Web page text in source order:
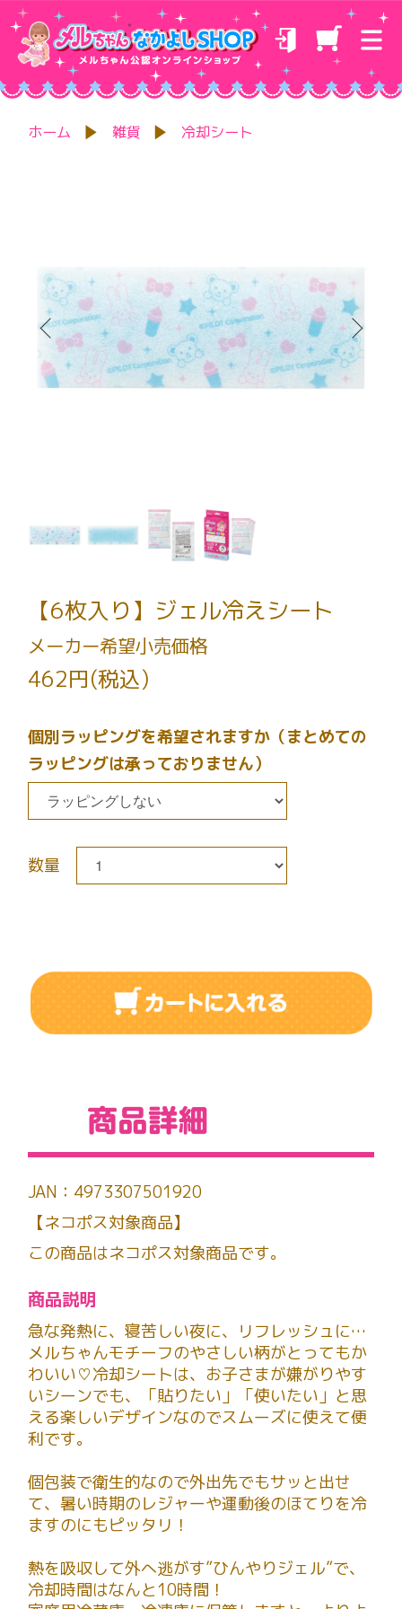
ホーム 雑貨 冷却シート
【6枚入り】ジェル冷えシート
メーカー希望小売価格
462円(税込)
個別ラッピングを希望されますか（まとめての
ラッピングは承っておりません）
数量
JAN：4973307501920
【ネコポス対象商品】
この商品はネコポス対象商品です。
商品説明
急な発熱に、寝苦しい夜に、リフレッシュに…
メルちゃんモチーフのやさしい柄がとってもか
わいい♡冷却シートは、お子さまが嫌がりやす
いシーンでも、「貼りたい」「使いたい」と思
える楽しいデザインなのでスムーズに使えて便
利です。
個包装で衛生的なので外出先でもサッと出せ
て、暑い時期のレジャーや運動後のほてりを冷
ますのにもピッタリ！
熱を吸収して外へ逃がす”ひんやりジェル”で、
冷却時間はなんと10時間！